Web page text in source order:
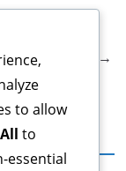
Next →
to allow
to
essential